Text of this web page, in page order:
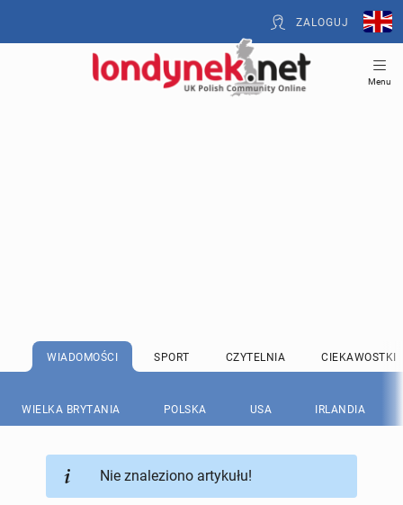
ZALOGUJ
Menu
WIADOMOŚCI SPORT CZYTELNIA CIEKAWOSTKI
WIELKA BRYTANIA POLSKA USA IRLANDIA
Nie znaleziono artykułu!